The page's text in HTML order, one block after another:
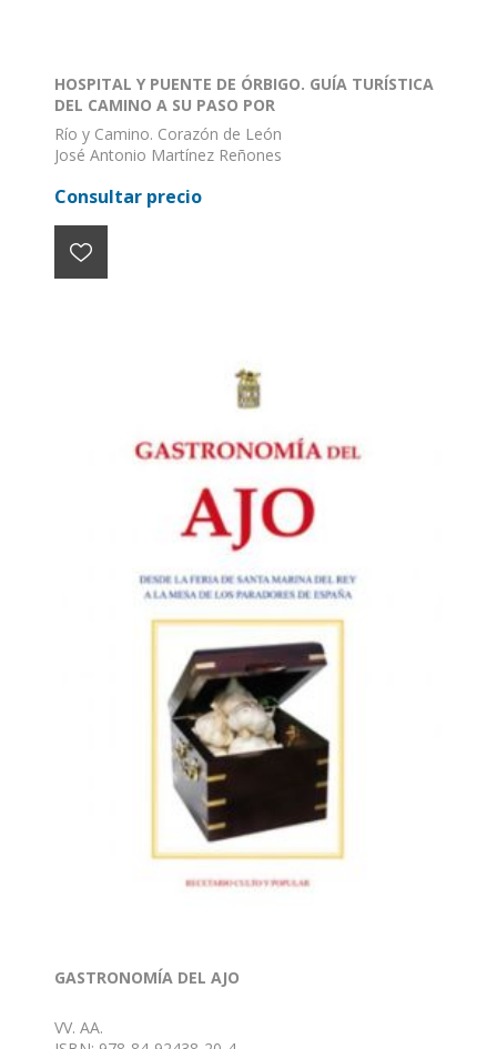
HOSPITAL Y PUENTE DE ÓRBIGO. GUÍA TURÍSTICA
DEL CAMINO A SU PASO POR
Río y Camino. Corazón de León
José Antonio Martínez Reñones
Formato: 68 X 48
Consultar precio
GASTRONOMÍA DEL AJO
VV. AA.